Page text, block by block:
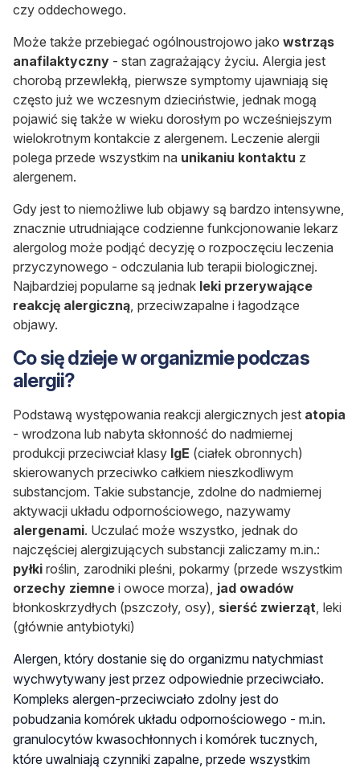
czy oddechowego.
Może także przebiegać ogólnoustrojowo jako wstrząs
anafilaktyczny - stan zagrażający życiu. Alergia jest
chorobą przewlekłą, pierwsze symptomy ujawniają się
często już we wczesnym dzieciństwie, jednak mogą
pojawić się także w wieku dorosłym po wcześniejszym
wielokrotnym kontakcie z alergenem. Leczenie alergii
polega przede wszystkim na unikaniu kontaktu z
alergenem.
Gdy jest to niemożliwe lub objawy są bardzo intensywne,
znacznie utrudniające codzienne funkcjonowanie lekarz
alergolog może podjąć decyzję o rozpoczęciu leczenia
przyczynowego - odczulania lub terapii biologicznej.
Najbardziej popularne są jednak leki przerywające
reakcję alergiczną , przeciwzapalne i łagodzące
objawy.
Co się dzieje w organizmie podczas
alergii?
Podstawą występowania reakcji alergicznych jest atopia
- wrodzona lub nabyta skłonność do nadmiernej
produkcji przeciwciał klasy IgE (ciałek obronnych)
skierowanych przeciwko całkiem nieszkodliwym
substancjom. Takie substancje, zdolne do nadmiernej
aktywacji układu odpornościowego, nazywamy
alergenami. Uczulać może wszystko, jednak do
najczęściej alergizujących substancji zaliczamy m.in.:
pyłki roślin, zarodniki pleśni, pokarmy (przede wszystkim
orzechy ziemne i owoce morza), jad owadów
błonkoskrzydłych (pszczoły, osy), sierść zwierząt , leki
(głównie antybiotyki)
Alergen, który dostanie się do organizmu natychmiast
wychwytywany jest przez odpowiednie przeciwciało.
Kompleks alergen-przeciwciało zdolny jest do
pobudzania komórek układu odpornościowego - m.in.
granulocytów kwasochłonnych i komórek tucznych,
które uwalniają czynniki zapalne, przede wszystkim